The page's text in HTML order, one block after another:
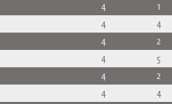
4
1
4
4
4
2
4
5
4
2
4
4